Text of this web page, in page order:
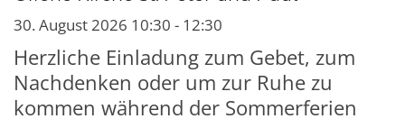
30. August 2026 10:30 - 12:30
Herzliche Einladung zum Gebet, zum
Nachdenken oder um zur Ruhe zu
kommen während der Sommerferien